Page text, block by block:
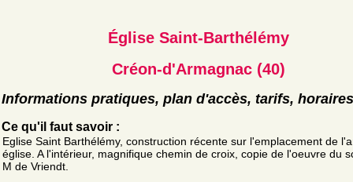
Église Saint-Barthélémy
Créon-d'Armagnac (40)
Informations pratiques, plan d'accès, tarifs, horaires
Ce qu'il faut savoir :
Eglise Saint Barthélémy, construction récente sur l'emplacement de
église. A l'intérieur, magnifique chemin de croix, copie de l'oeuvre du
M de Vriendt.